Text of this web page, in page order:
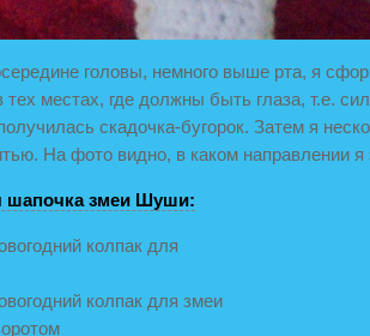
головы, немного выше рта, я
тех местах, где должны быть глаза, т.е.
скадочка-бугорок. Затем я
На фото видно, в каком направлении я
шапочка змеи Шуши: